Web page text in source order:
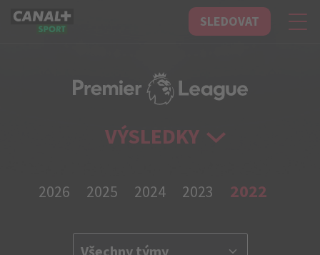
CANAL+ Sport SLEDOVAT
VÝSLEDKY
2026 2025 2024 2023 2022